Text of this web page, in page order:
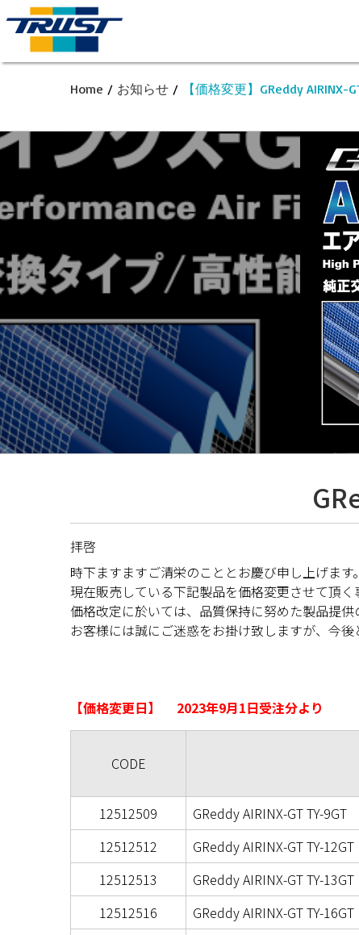
Home / お知らせ / 【価格変更】GReddy AIRINX-
拝啓
時下ますますご清栄のこととお慶び申し上げま
現在販売している下記製品を価格変更させて頂く
価格改定に於いては、品質保持に努めた製品提供
お客様には誠にご迷惑をお掛け致しますが、今
【価格変更日】 2023年9月1日受注分より
CODE
12512509
GReddy AIRINX-GT TY-9GT
12512512
GReddy AIRINX-GT TY-12GT
12512513
GReddy AIRINX-GT TY-13GT
12512516
GReddy AIRINX-GT TY-16GT